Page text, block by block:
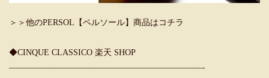
＞＞他のPERSOL【ペルソール】商品はコチラ
◆CINQUE CLASSICO 楽天 SHOP
———————————————————————-